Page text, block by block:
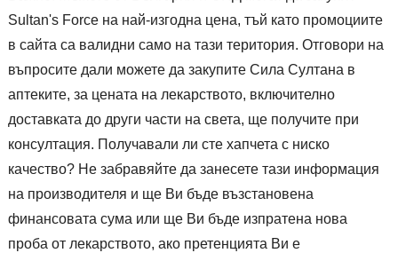
Sultan's Force на най-изгодна цена, тъй като промоциите
в сайта са валидни само на тази територия. Отговори на
въпросите дали можете да закупите Сила Султана в
аптеките, за цената на лекарството, включително
доставката до други части на света, ще получите при
консултация. Получавали ли сте хапчета с ниско
качество? Не забравяйте да занесете тази информация
на производителя и ще Ви бъде възстановена
финансовата сума или ще Ви бъде изпратена нова
проба от лекарството, ако претенцията Ви е